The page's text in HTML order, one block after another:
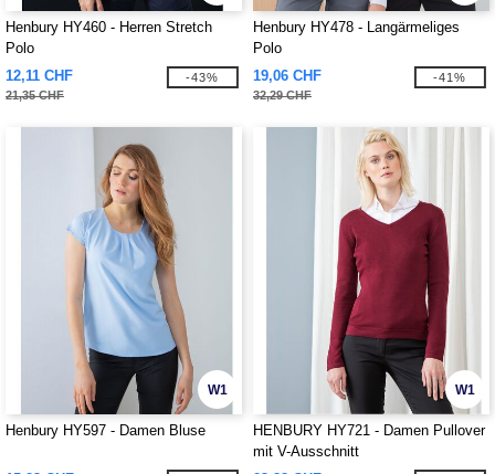
Henbury HY460 - Herren Stretch
Polo
12,11 CHF
21,35 CHF
-43%
Henbury HY478 - Langärmeliges
Polo
19,06 CHF
32,29 CHF
-41%
W1
Henbury HY597 - Damen Bluse
W1
HENBURY HY721 - Damen Pullover
mit V-Ausschnitt